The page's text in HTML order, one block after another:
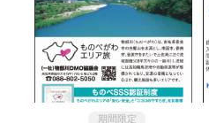
期間限定